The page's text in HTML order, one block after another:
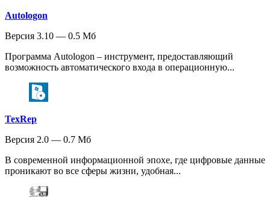
Autologon
Версия 3.10 — 0.5 Мб
Программа Autologon – инструмент, предоставляющий
возможность автоматического входа в операционную...
TexRep
Версия 2.0 — 0.7 Мб
В современной информационной эпохе, где цифровые данные
проникают во все сферы жизни, удобная...